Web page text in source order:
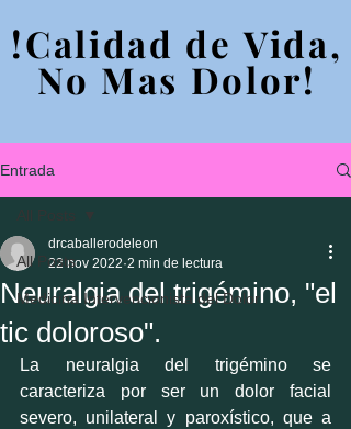
!Calidad de Vida,
No Mas Dolor!
!Calidad de Vida,
No Mas Dolor!
Entrada
All Posts
Medicina Intervencionista del Dolor
All Posts
Neuralgia del trigémino, "el
tic doloroso".
drcaballerodeleon
22 nov 2022 2 min de lectura
La neuralgia del trigémino se
caracteriza por ser un dolor facial
severo, unilateral y paroxístico, que a